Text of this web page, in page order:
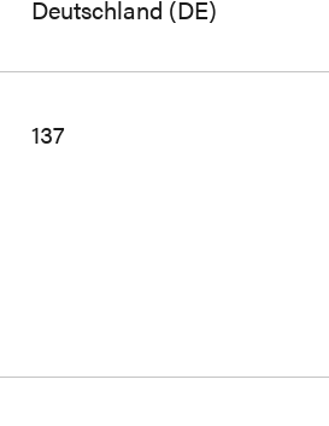
Deutschland (DE)
137